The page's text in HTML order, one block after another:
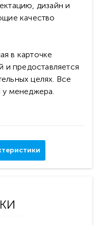
дизайн и
качество
в карточке
и предоставляется
целях. Все
у менеджера.